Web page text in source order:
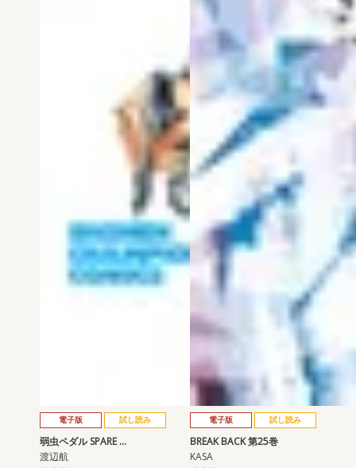
電子版 試し読み
弱虫ペダル SPARE …
渡辺航
電子版 試し読み
BREAK BACK 第25巻
KASA